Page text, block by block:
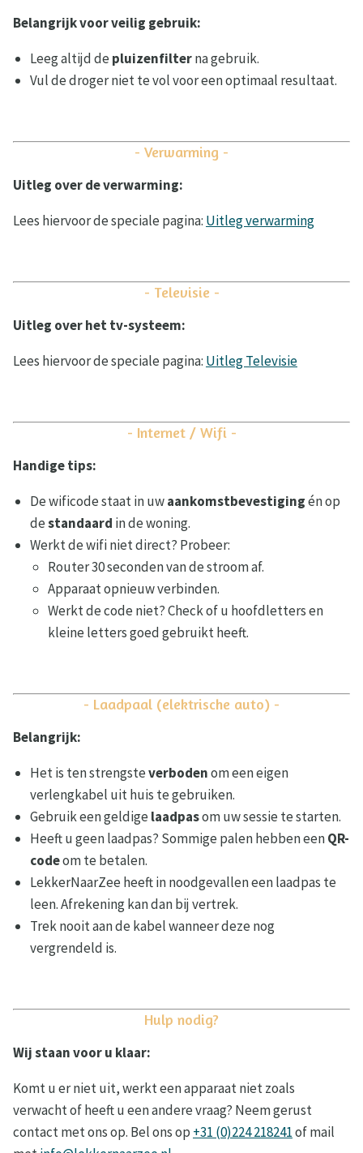
Belangrijk voor veilig gebruik:
Leeg altijd de pluizenfilterna gebruik.
Vul de droger niet te vol voor een optimaal resultaat.
- Verwarming -
Uitleg over de verwarming:
Lees hiervoor de speciale pagina: Uitleg verwarming
- Televisie -
Uitleg over het tv-systeem:
Lees hiervoor de speciale pagina: Uitleg Televisie
- Internet / Wifi -
Handige tips:
De wificode staat in uwaankomstbevestigingén op
destandaard in de woning.
Werkt de wifi niet direct? Probeer:
Router 30 seconden van de stroom af.
Apparaat opnieuw verbinden.
Werkt de code niet? Check of u hoofdletters en
kleine letters goed gebruikt heeft.
- Laadpaal (elektrische auto) -
Belangrijk:
Het is ten strengsteverbodenom een eigen
verlengkabel uit huis te gebruiken.
Gebruik een geldige laadpasom uw sessie te starten.
Heeft u geen laadpas? Sommige palen hebben eenQR-
codeom te betalen.
LekkerNaarZee heeft in noodgevallen een laadpas te
leen. Afrekening kan dan bij vertrek.
Trek nooit aan de kabel wanneer deze nog
vergrendeld is.
Hulp nodig?
Wij staan voor u klaar:
Komt u er niet uit, werkt een apparaat niet zoals
verwacht of heeft u een andere vraag? Neem gerust
contact met ons op. Bel ons op +31 (0)224 218241of mail